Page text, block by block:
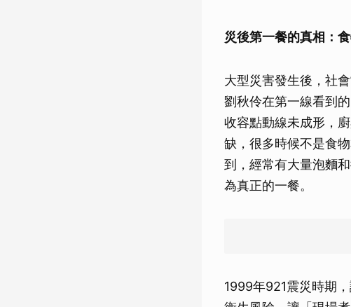
災後第一餐的真相：
大型災害發生後，社
劉秋伶在第一線看到
收容點動線未成形，
缺，很多時候不是食
到，經常有大量泡麵
為真正的一餐。
1999年921震災時期